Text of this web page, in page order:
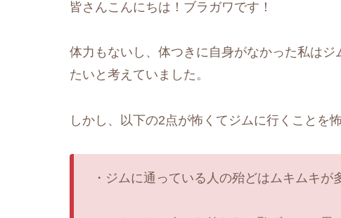
皆さんこんにちは！ブラガワです！
体力もないし、体つきに自身がなかった私は
たいと考えていました。
しかし、以下の2点が怖くてジムに行くことを
・ジムに通っている人の殆どはムキムキが